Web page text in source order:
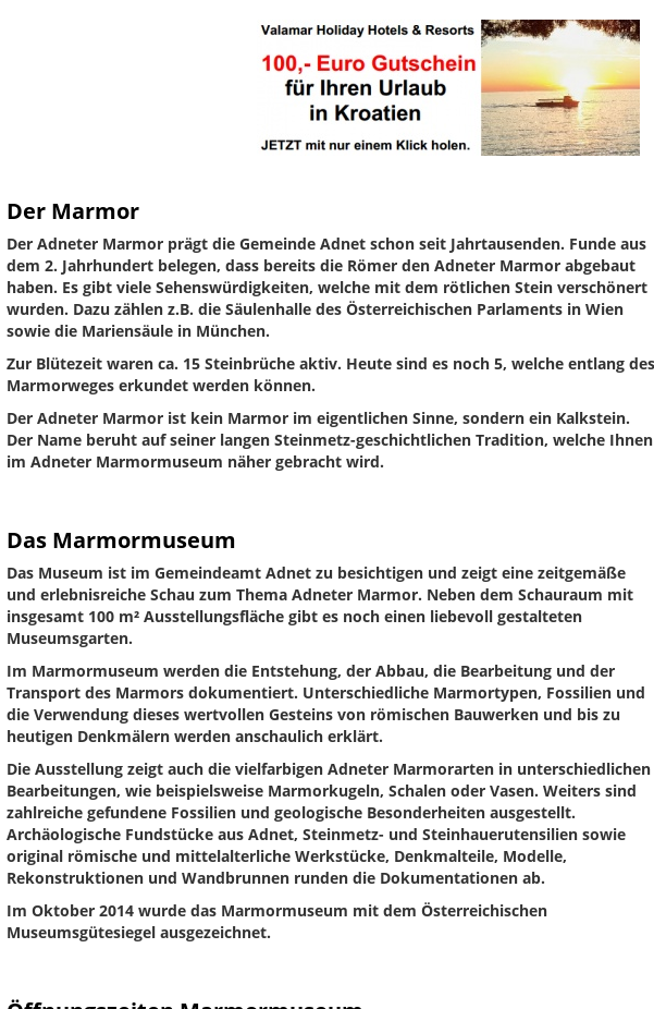
Der Marmor
Der Adneter Marmor prägt die Gemeinde Adnet schon seit Jahrtausenden. Funde aus
dem 2. Jahrhundert belegen, dass bereits die Römer den Adneter Marmor abgebaut
haben. Es gibt viele Sehenswürdigkeiten, welche mit dem rötlichen Stein verschönert
wurden. Dazu zählen z.B. die Säulenhalle des Österreichischen Parlaments in Wien
sowie die Mariensäule in München.
Zur Blütezeit waren ca. 15 Steinbrüche aktiv. Heute sind es noch 5, welche entlang des
Marmorweges erkundet werden können.
Der Adneter Marmor ist kein Marmor im eigentlichen Sinne, sondern ein Kalkstein.
Der Name beruht auf seiner langen Steinmetz-geschichtlichen Tradition, welche Ihnen
im Adneter Marmormuseum näher gebracht wird.
Das Marmormuseum
Das Museum ist im Gemeindeamt Adnet zu besichtigen und zeigt eine zeitgemäße
und erlebnisreiche Schau zum Thema Adneter Marmor. Neben dem Schauraum mit
insgesamt 100 m² Ausstellungsfläche gibt es noch einen liebevoll gestalteten
Museumsgarten.
Im Marmormuseum werden die Entstehung, der Abbau, die Bearbeitung und der
Transport des Marmors dokumentiert. Unterschiedliche Marmortypen, Fossilien und
die Verwendung dieses wertvollen Gesteins von römischen Bauwerken und bis zu
heutigen Denkmälern werden anschaulich erklärt.
Die Ausstellung zeigt auch die vielfarbigen Adneter Marmorarten in unterschiedlichen
Bearbeitungen, wie beispielsweise Marmorkugeln, Schalen oder Vasen. Weiters sind
zahlreiche gefundene Fossilien und geologische Besonderheiten ausgestellt.
Archäologische Fundstücke aus Adnet, Steinmetz- und Steinhauerutensilien sowie
original römische und mittelalterliche Werkstücke, Denkmalteile, Modelle,
Rekonstruktionen und Wandbrunnen runden die Dokumentationen ab.
Im Oktober 2014 wurde das Marmormuseum mit dem Österreichischen
Museumsgütesiegel ausgezeichnet.